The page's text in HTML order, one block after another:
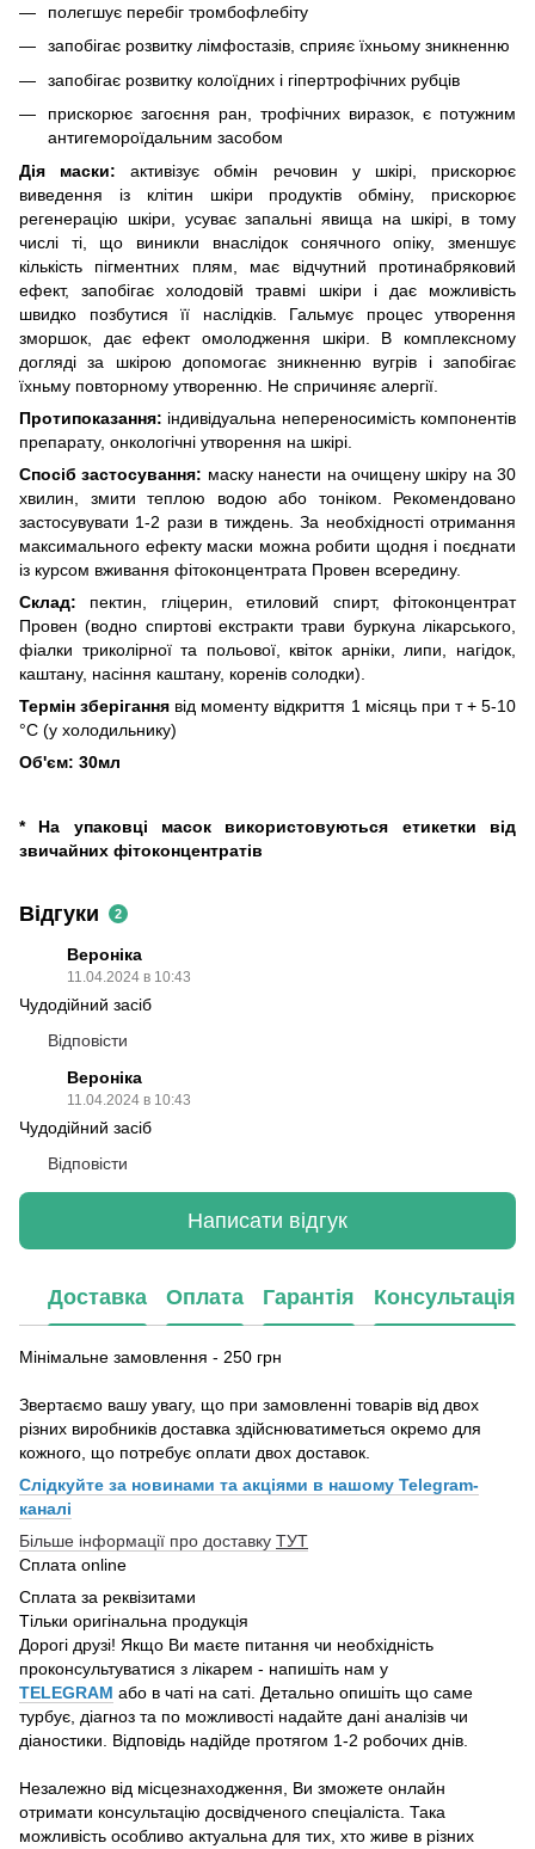
полегшує перебіг тромбофлебіту
запобігає розвитку лімфостазів, сприяє їхньому зникненню
запобігає розвитку колоїдних і гіпертрофічних рубців
прискорює загоєння ран, трофічних виразок, є потужним
антигемороїдальним засобом
Дія маски: активізує обмін речовин у шкірі, прискорює
виведення із клітин шкіри продуктів обміну, прискорює
регенерацію шкіри, усуває запальні явища на шкірі, в тому
числі ті, що виникли внаслідок сонячного опіку, зменшує
кількість пігментних плям, має відчутний протинабряковий
ефект, запобігає холодовій травмі шкіри і дає можливість
швидко позбутися її наслідків. Гальмує процес утворення
зморшок, дає ефект омолодження шкіри. В комплексному
догляді за шкірою допомогає зникненню вугрів і запобігає
їхньму повторному утворенню. Не спричиняє алергії.
Протипоказання: індивідуальна непереносимість компонентів
препарату, онкологічні утворення на шкірі.
Спосіб застосування: маску нанести на очищену шкіру на 30
хвилин, змити теплою водою або тоніком. Рекомендовано
застосувувати 1-2 рази в тиждень. За необхідності отримання
максимального ефекту маски можна робити щодня і поєднати
із курсом вживання фітоконцентрата Провен всередину.
Склад: пектин, гліцерин, етиловий спирт, фітоконцентрат
Провен (водно спиртові екстракти трави буркуна лікарського,
фіалки триколірної та польової, квіток арніки, липи, нагідок,
каштану, насіння каштану, коренів солодки).
Термін зберігання від моменту відкриття 1 місяць при т + 5-10
°C (у холодильнику)
Об'єм: 30мл
* На упаковці масок використовуються етикетки від
звичайних фітоконцентратів
Відгуки 2
Вероніка
11.04.2024 в 10:43
Чудодійний засіб
Відповісти
Вероніка
11.04.2024 в 10:43
Чудодійний засіб
Відповісти
Написати відгук
Доставка Оплата Гарантія Консультація
Мінімальне замовлення - 250 грн
Звертаємо вашу увагу, що при замовленні товарів від двох
різних виробників доставка здійснюватиметься окремо для
кожного, що потребує оплати двох доставок.
Слідкуйте за новинами та акціями в нашому Telegram-
каналі
Більше інформації про доставку ТУТ
Сплата online
Сплата за реквізитами
Тільки оригінальна продукція
Дорогі друзі! Якщо Ви маєте питання чи необхідність
проконсультуватися з лікарем - напишіть нам у
TELEGRAM або в чаті на саті. Детально опишіть що саме
турбує, діагноз та по можливості надайте дані аналізів чи
діаностики. Відповідь надійде протягом 1-2 робочих днів.
Незалежно від місцезнаходження, Ви зможете онлайн
отримати консультацію досвідченого спеціаліста. Така
можливість особливо актуальна для тих, хто живе в різних